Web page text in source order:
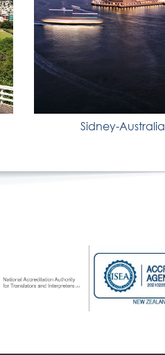
Sidney-Australia